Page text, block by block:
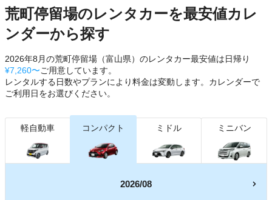
荒町停留場のレンタカーを最安値カレ
ンダーから探す
2026年8月の荒町停留場（富山県）のレンタカー最安値は日帰り
¥7,260〜ご用意しています。
レンタルする日数やプランにより料金は変動します。カレンダーで
ご利用日をお選びください。
軽自動車 コンパクト ミドル ミニバン
2026/08